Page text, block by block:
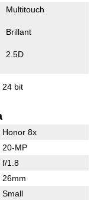
Multitouch
Brillant
2.5D
24 bit
Honor 8x
20-MP
f/1.8
26mm
Small